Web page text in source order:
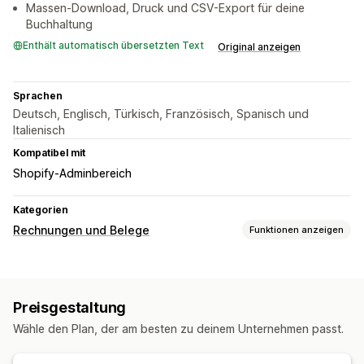
Massen-Download, Druck und CSV-Export für deine
Buchhaltung
Enthält automatisch übersetzten Text Original anzeigen
Sprachen
Deutsch, Englisch, Türkisch, Französisch, Spanisch und
Italienisch
Kompatibel mit
Shopify-Adminbereich
Kategorien
Rechnungen und Belege Funktionen anzeigen
Anpassung
Preisgestaltung
Wähle den Plan, der am besten zu deinem Unternehmen passt.